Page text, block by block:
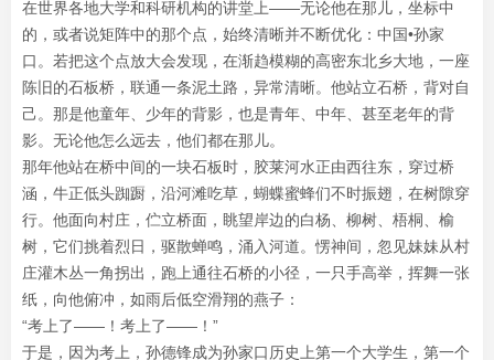
在世界各地大学和科研机构的讲堂上——无论他在那儿，坐标中
的，或者说矩阵中的那个点，始终清晰并不断优化：中国•孙家
口。若把这个点放大会发现，在渐趋模糊的高密东北乡大地，一座
陈旧的石板桥，联通一条泥土路，异常清晰。他站立石桥，背对自
己。那是他童年、少年的背影，也是青年、中年、甚至老年的背
影。无论他怎么远去，他们都在那儿。
那年他站在桥中间的一块石板时，胶莱河水正由西往东，穿过桥
涵，牛正低头踟蹰，沿河滩吃草，蝴蝶蜜蜂们不时振翅，在树隙穿
行。他面向村庄，伫立桥面，眺望岸边的白杨、柳树、梧桐、榆
树，它们挑着烈日，驱散蝉鸣，涌入河道。愣神间，忽见妹妹从村
庄灌木丛一角拐出，跑上通往石桥的小径，一只手高举，挥舞一张
纸，向他俯冲，如雨后低空滑翔的燕子：
“考上了——！考上了——！”
于是，因为考上，孙德锋成为孙家口历史上第一个大学生，第一个